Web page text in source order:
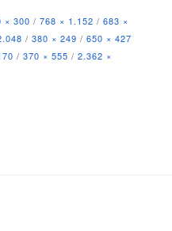
× 300 / 768 × 1.152 / 683 ×
/ 380 × 249 / 650 × 427
/ 370 × 555 / 2.362 ×